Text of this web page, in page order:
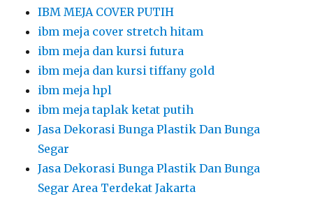
IBM MEJA COVER PUTIH
ibm meja cover stretch hitam
ibm meja dan kursi futura
ibm meja dan kursi tiffany gold
ibm meja hpl
ibm meja taplak ketat putih
Jasa Dekorasi Bunga Plastik Dan Bunga
Segar
Jasa Dekorasi Bunga Plastik Dan Bunga
Segar Area Terdekat Jakarta